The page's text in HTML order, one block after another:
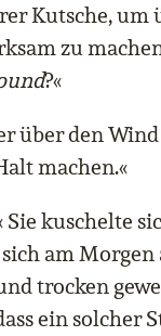
Kutsche, um
zu
?«
über den
machen.«
Sie kuschelte
am Morgen
trocken
ein solcher